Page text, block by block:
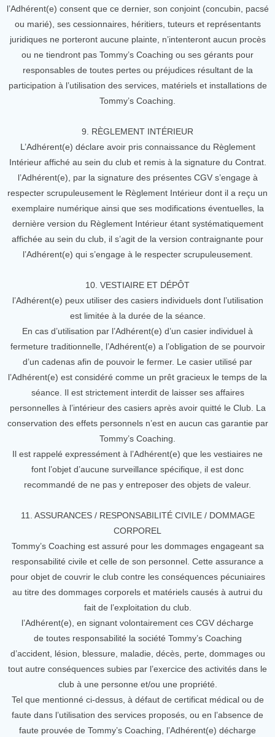
l’Adhérent(e) consent que ce dernier, son conjoint (concubin, pacsé
ou marié), ses cessionnaires, héritiers, tuteurs et représentants
juridiques ne porteront aucune plainte, n’intenteront aucun procès
ou ne tiendront pas Tommy’s Coaching ou ses gérants pour
responsables de toutes pertes ou préjudices résultant de la
participation à l’utilisation des services, matériels et installations de
Tommy’s Coaching.
9. RÈGLEMENT INTÉRIEUR
L’Adhérent(e) déclare avoir pris connaissance du Règlement
Intérieur affiché au sein du club et remis à la signature du Contrat.
l’Adhérent(e), par la signature des présentes CGV s’engage à
respecter scrupuleusement le Règlement Intérieur dont il a reçu un
exemplaire numérique ainsi que ses modifications éventuelles, la
dernière version du Règlement Intérieur étant systématiquement
affichée au sein du club, il s’agit de la version contraignante pour
l’Adhérent(e) qui s’engage à le respecter scrupuleusement.
10. VESTIAIRE ET DÉPÔT
l’Adhérent(e) peux utiliser des casiers individuels dont l’utilisation
est limitée à la durée de la séance.
En cas d’utilisation par l’Adhérent(e) d’un casier individuel à
fermeture traditionnelle, l’Adhérent(e) a l’obligation de se pourvoir
d’un cadenas afin de pouvoir le fermer. Le casier utilisé par
l’Adhérent(e) est considéré comme un prêt gracieux le temps de la
séance. Il est strictement interdit de laisser ses affaires
personnelles à l’intérieur des casiers après avoir quitté le Club. La
conservation des effets personnels n’est en aucun cas garantie par
Tommy’s Coaching.
Il est rappelé expressément à l’Adhérent(e) que les vestiaires ne
font l’objet d’aucune surveillance spécifique, il est donc
recommandé de ne pas y entreposer des objets de valeur.
11. ASSURANCES / RESPONSABILITÉ CIVILE / DOMMAGE
CORPOREL
Tommy’s Coaching est assuré pour les dommages engageant sa
responsabilité civile et celle de son personnel. Cette assurance a
pour objet de couvrir le club contre les conséquences pécuniaires
au titre des dommages corporels et matériels causés à autrui du
fait de l’exploitation du club.
l’Adhérent(e), en signant volontairement ces CGV décharge
de toutes responsabilité la société Tommy’s Coaching
d’accident, lésion, blessure, maladie, décès, perte, dommages ou
tout autre conséquences subies par l’exercice des activités dans le
club à une personne et/ou une propriété.
Tel que mentionné ci-dessus, à défaut de certificat médical ou de
faute dans l’utilisation des services proposés, ou en l’absence de
faute prouvée de Tommy’s Coaching, l’Adhérent(e) décharge